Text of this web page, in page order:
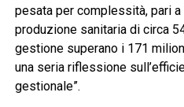
pesata per complessità, pari
produzione sanitaria di circa
gestione superano i 171
una seria riflessione
gestionale”.